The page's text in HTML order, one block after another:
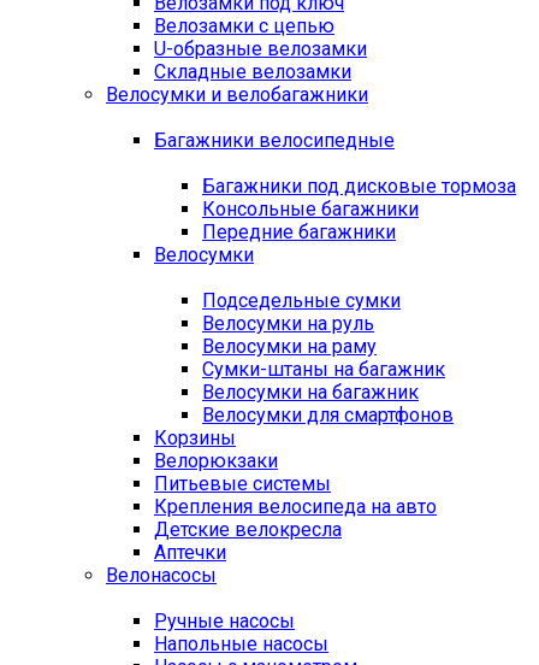
Велозамки с цепью
U-образные велозамки
Складные велозамки
Велосумки и велобагажники
Багажники велосипедные
Багажники под дисковые тормоза
Консольные багажники
Передние багажники
Велосумки
Подседельные сумки
Велосумки на руль
Велосумки на раму
Сумки-штаны на багажник
Велосумки на багажник
Велосумки для смартфонов
Корзины
Велорюкзаки
Питьевые системы
Крепления велосипеда на авто
Детские велокресла
Аптечки
Велонасосы
Ручные насосы
Напольные насосы